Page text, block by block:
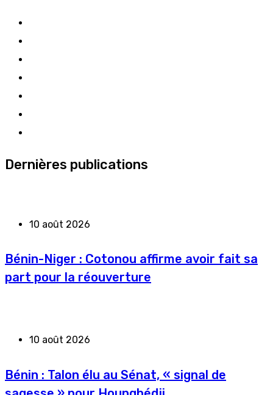
Dernières publications
10 août 2026
Bénin-Niger : Cotonou affirme avoir fait sa
part pour la réouverture
10 août 2026
Bénin : Talon élu au Sénat, « signal de